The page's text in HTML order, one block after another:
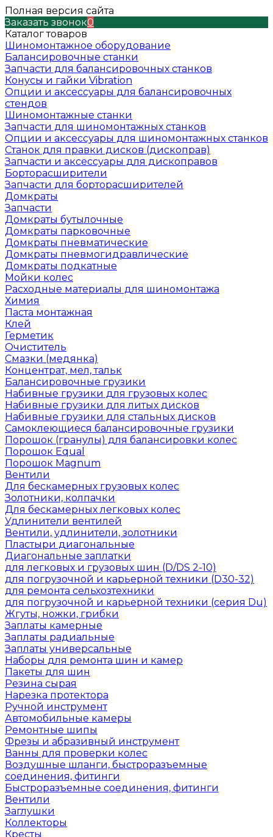
Полная версия сайта
Заказать звонок0
Каталог товаров
Шиномонтажное оборудование
Балансировочные станки
Запчасти для балансировочных станков
Конусы и гайки Vibration
Опции и аксессуары для балансировочных
стендов
Шиномонтажные станки
Запчасти для шиномонтажных станков
Опции и аксессуары для шиномонтажных станков
Станок для правки дисков (дископрав)
Запчасти и аксессуары для дископравов
Борторасширители
Запчасти для борторасширителей
Домкраты
Запчасти
Домкраты бутылочные
Домкраты парковочные
Домкраты пневматические
Домкраты пневмогидравлические
Домкраты подкатные
Мойки колес
Расходные материалы для шиномонтажа
Химия
Паста монтажная
Клей
Герметик
Очиститель
Смазки (медянка)
Концентрат, мел, тальк
Балансировочные грузики
Набивные грузики для грузовых колес
Набивные грузики для литых дисков
Набивные грузики для стальных дисков
Самоклеющиеся балансировочные грузики
Порошок (гранулы) для балансировки колес
Порошок Equal
Порошок Magnum
Вентили
Для бескамерных грузовых колес
Золотники, колпачки
Для бескамерных легковых колес
Удлинители вентилей
Вентили, удлинители, золотники
Пластыри диагональные
Диагональные заплатки
для легковых и грузовых шин (D/DS 2-10)
для погрузочной и карьерной техники (D30-32)
для ремонта сельхозтехники
для погрузочной и карьерной техники (серия Du)
Жгуты, ножки, грибки
Заплаты камерные
Заплаты радиальные
Заплаты универсальные
Наборы для ремонта шин и камер
Пакеты для шин
Резина сырая
Нарезка протектора
Ручной инструмент
Автомобильные камеры
Ремонтные шипы
Фрезы и абразивный инструмент
Ванны для проверки колес
Воздушные шланги, быстроразъемные
соединения, фитинги
Быстроразъемные соединения, фитинги
Вентили
Заглушки
Коллекторы
Кресты